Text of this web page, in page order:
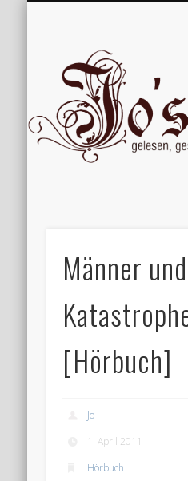
Männer
[Hörbuch]
Jo
1. April 2011
Hörbuch